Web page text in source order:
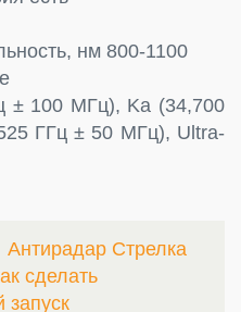
нм 800-1100
± 100 МГц), Ka (34,700
ГГц ± 50 МГц), Ultra-
Антирадар Стрелка
сделать
запуск